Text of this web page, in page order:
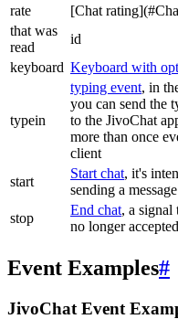
rate
[Chat
that was
read
id
keyboard Keyboard with
typein
typing event, in
you can send the
to the JivoChat
more than once
client
start
Start chat, it's
sending a
stop
End chat, a signal
no longer accepted
Event Examples#
JivoChat Event